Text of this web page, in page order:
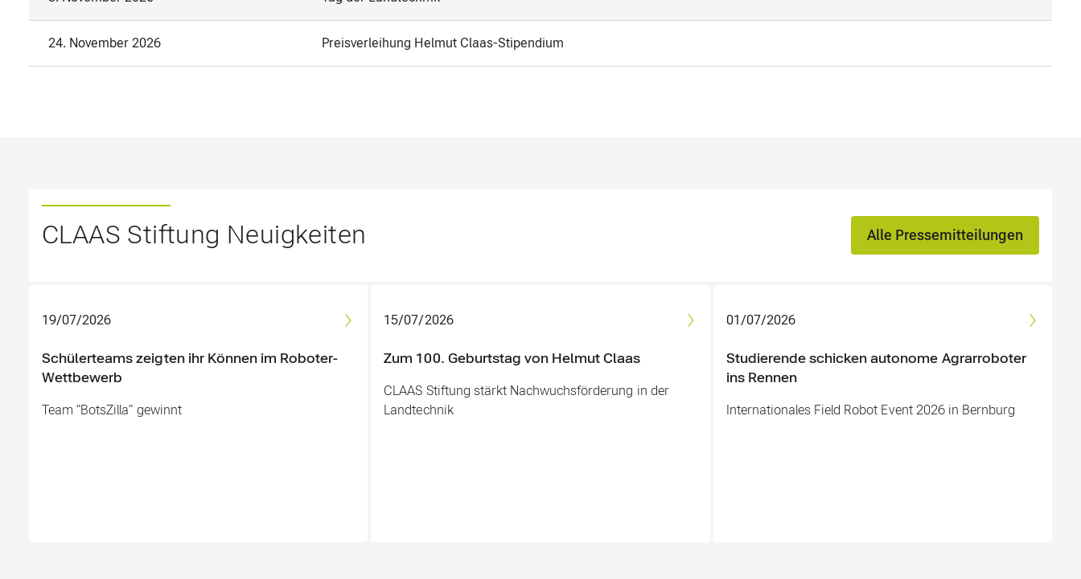
24. November 2026 Preisverleihung Helmut Claas-Stipendium
CLAAS Stiftung Neuigkeiten Alle Pressemitteilungen
19/07/2026
Schülerteams zeigten ihr Können im Roboter-
Wettbewerb
Team "BotsZilla" gewinnt
15/07/2026
Zum 100. Geburtstag von Helmut Claas
CLAAS Stiftung stärkt Nachwuchsförderung in der
Landtechnik
01/07/2026
Studierende schicken autonome Agrarroboter
ins Rennen
Internationales Field Robot Event 2026 in Bernburg